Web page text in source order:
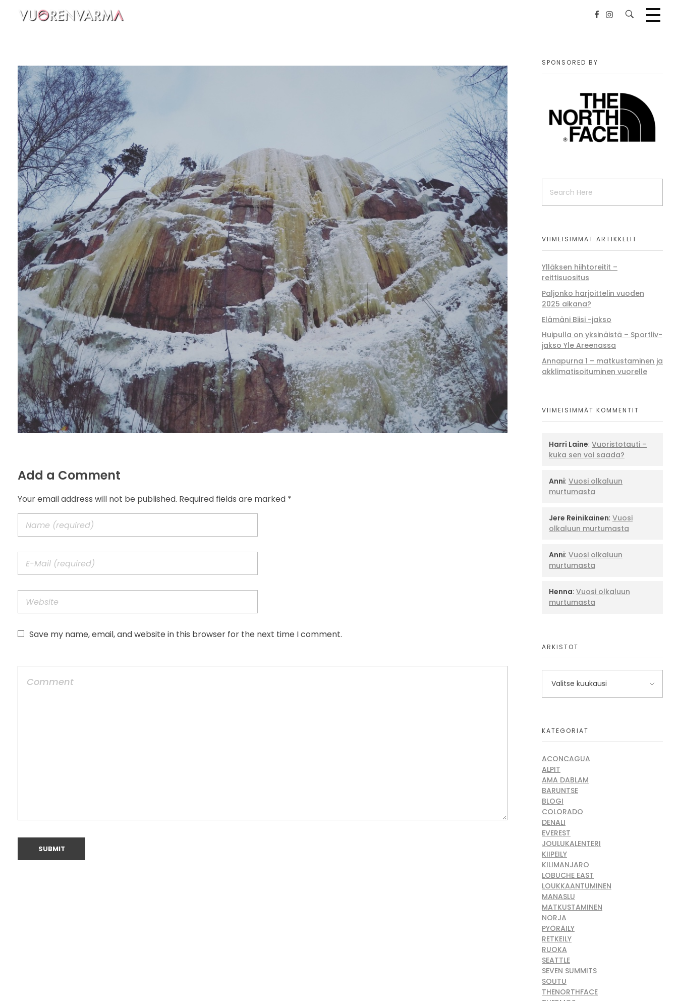
Add a Comment
Your email address will not be published. Required fields are marked *
Save my name, email, and website in this browser for the next time I comment.
SPONSORED BY
VIIMEISIMMÄT ARTIKKELIT
Ylläksen hiihtoreitit –
reittisuositus
Paljonko harjoittelin vuoden
2025 aikana?
Elämäni Biisi -jakso
Huipulla on yksinäistä – Sportliv-
jakso Yle Areenassa
Annapurna 1 – matkustaminen ja
akklimatisoituminen vuorelle
VIIMEISIMMÄT KOMMENTIT
Harri Laine: Vuoristotauti –
kuka sen voi saada?
Anni: Vuosi olkaluun
murtumasta
Jere Reinikainen: Vuosi
olkaluun murtumasta
Anni: Vuosi olkaluun
murtumasta
Henna: Vuosi olkaluun
murtumasta
ARKISTOT
KATEGORIAT
ACONCAGUA
ALPIT
AMA DABLAM
BARUNTSE
BLOGI
COLORADO
DENALI
EVEREST
JOULUKALENTERI
KIIPEILY
KILIMANJARO
LOBUCHE EAST
LOUKKAANTUMINEN
MANASLU
MATKUSTAMINEN
NORJA
PYÖRÄILY
RETKEILY
RUOKA
SEATTLE
SEVEN SUMMITS
SOUTU
THENORTHFACE